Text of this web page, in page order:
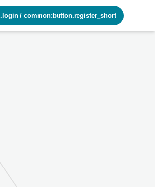
/ common:button.register_short